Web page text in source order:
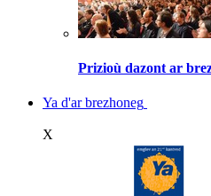
Prizioù dazont ar
Ya d'ar brezhoneg
X